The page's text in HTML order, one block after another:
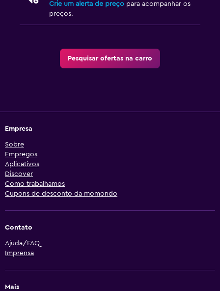
Crie um alerta de preço para acompanhar os
preços.
Pesquisar ofertas na carro
Empresa
Sobre
Empregos
Aplicativos
Discover
Como trabalhamos
Cupons de desconto da momondo
Contato
Ajuda/FAQ
Imprensa
Mais